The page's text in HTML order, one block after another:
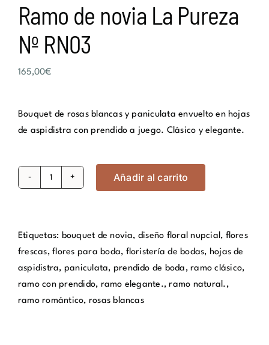
Ramo de novia La Pureza
Nº RN03
165,00€
Bouquet de rosas blancas y paniculata envuelto en hojas
de aspidistra con prendido a juego. Clásico y elegante.
La
Pureza
Nº
RN03
cantidad
Añadir al carrito
Etiquetas: bouquet de novia, diseño floral nupcial, flores
frescas,flores para boda, floristería de bodas, hojas de
aspidistra, paniculata, prendido de boda ,ramo clásico,
ramo con prendido, ramo elegante.,ramo natural. ,
ramo romántico, rosas blancas